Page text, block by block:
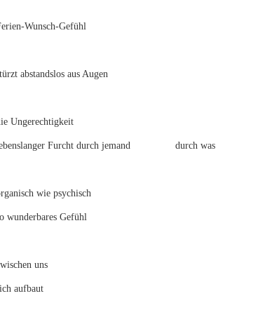
Wunsch-Gefühl
abstandslos aus Augen
Ungerechtigkeit
Furcht durch jemand durch was
wie psychisch
wunderbares Gefühl
uns
aufbaut